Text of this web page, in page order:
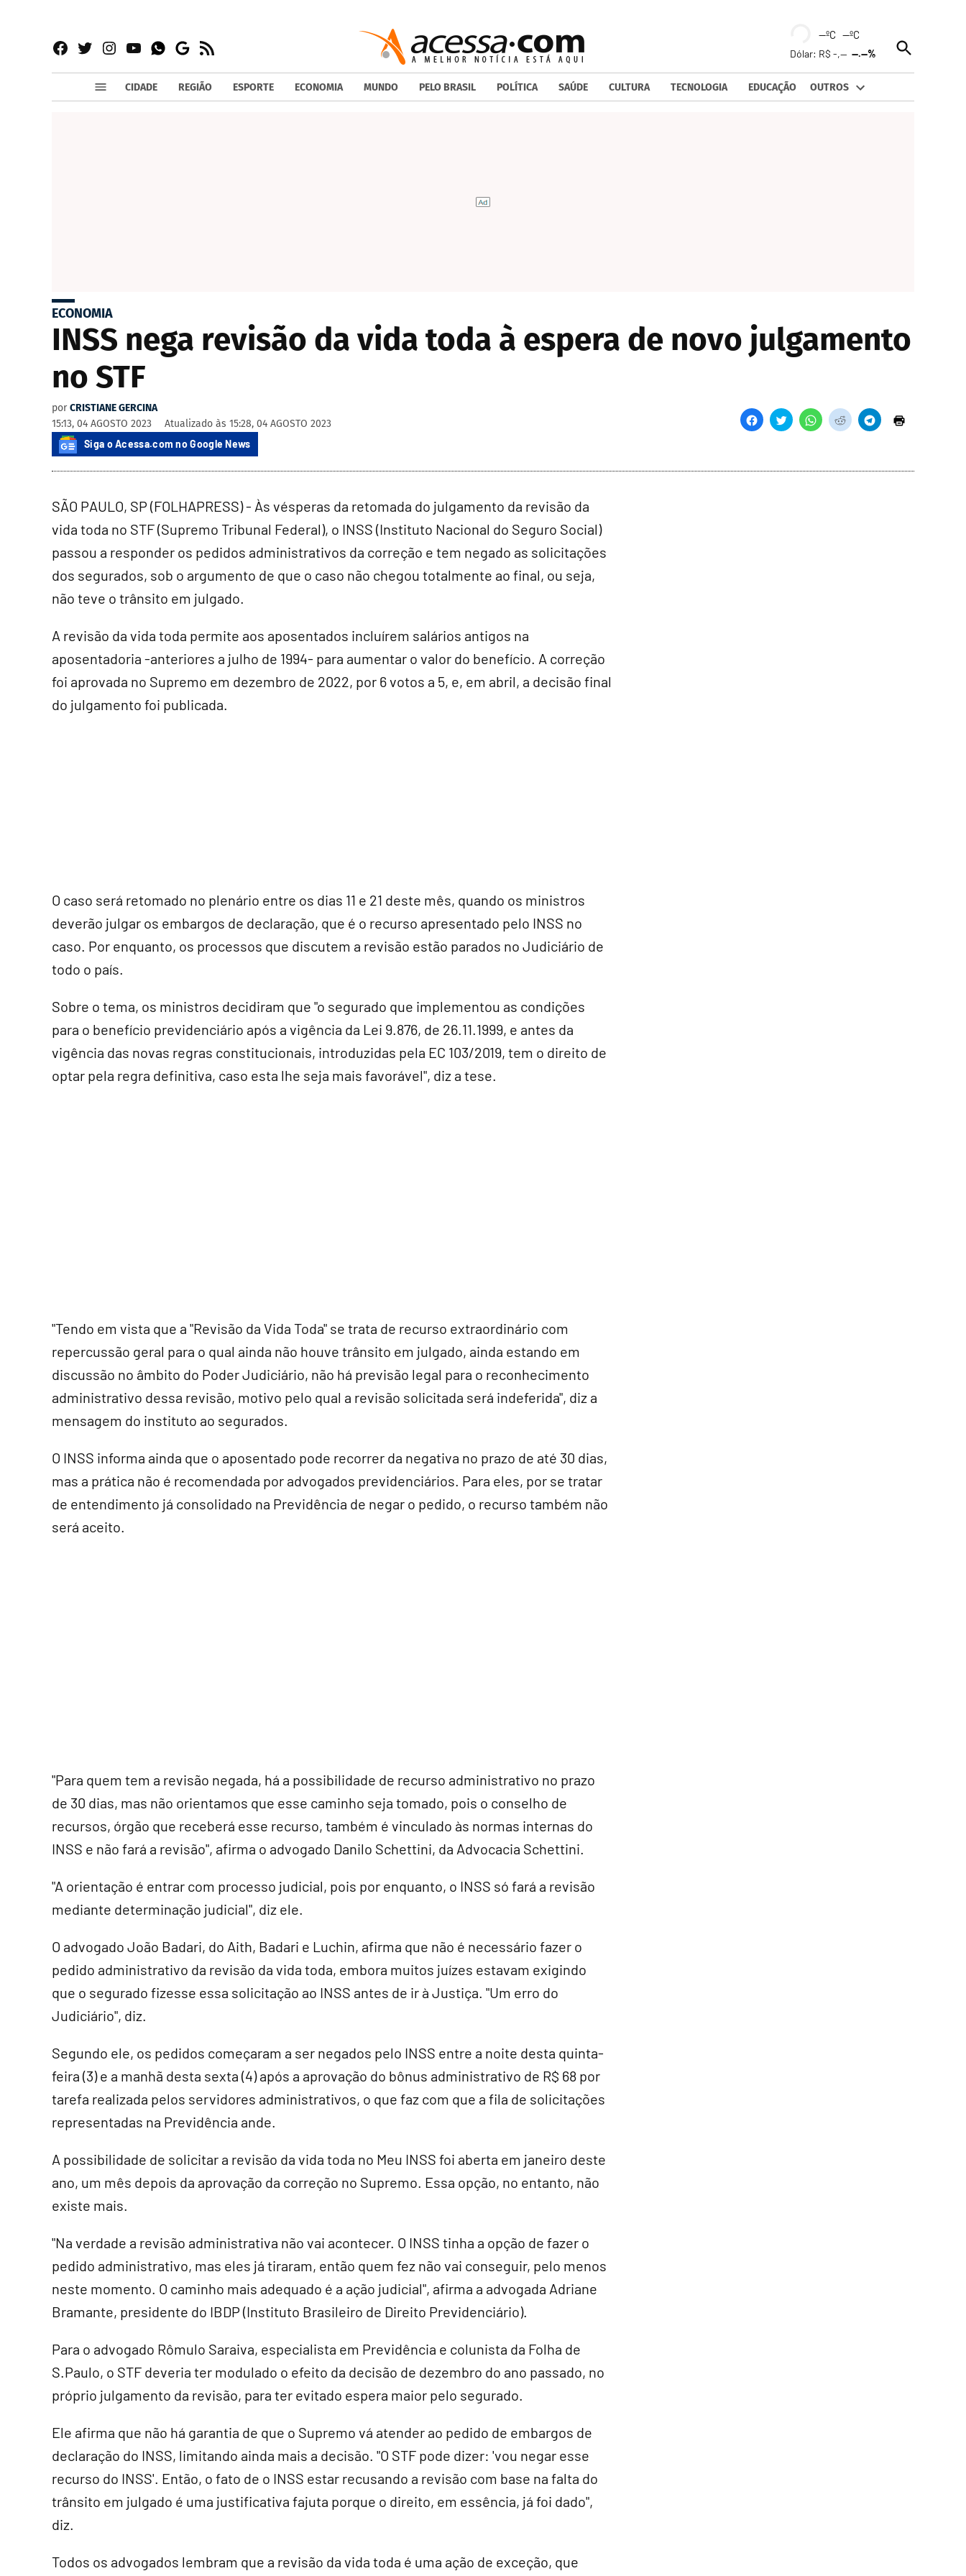
Facebook
TwitterInstagram
YouTubeWhatsapp
Google
News
RSS
--ºC --ºC
Dólar: R$ -,----.--%
Open
Search
CIDADE REGIÃO ESPORTE ECONOMIA MUNDO PELO BRASIL POLÍTICA SAÚDE CULTURA TECNOLOGIA EDUCAÇÃO OUTROS
ECONOMIA
INSS nega revisão da vida toda à espera de novo julgamento
no STF
por CRISTIANE GERCINA
15:13, 04 AGOSTO 2023
Atualizado às 15:28, 04 AGOSTO 2023
Siga o Acessa.com no Google News
SÃO PAULO, SP (FOLHAPRESS) - Às vésperas da retomada do julgamento da revisão da
vida toda no STF (Supremo Tribunal Federal), o INSS (Instituto Nacional do Seguro Social)
passou a responder os pedidos administrativos da correção e tem negado as solicitações
dos segurados, sob o argumento de que o caso não chegou totalmente ao final, ou seja,
não teve o trânsito em julgado.
A revisão da vida toda permite aos aposentados incluírem salários antigos na
aposentadoria -anteriores a julho de 1994- para aumentar o valor do benefício. A correção
foi aprovada no Supremo em dezembro de 2022, por 6 votos a 5, e, em abril, a decisão final
do julgamento foi publicada.
O caso será retomado no plenário entre os dias 11 e 21 deste mês, quando os ministros
deverão julgar os embargos de declaração, que é o recurso apresentado pelo INSS no
caso. Por enquanto, os processos que discutem a revisão estão parados no Judiciário de
todo o país.
Sobre o tema, os ministros decidiram que "o segurado que implementou as condições
para o benefício previdenciário após a vigência da Lei 9.876, de 26.11.1999, e antes da
vigência das novas regras constitucionais, introduzidas pela EC 103/2019, tem o direito de
optar pela regra definitiva, caso esta lhe seja mais favorável", diz a tese.
"Tendo em vista que a "Revisão da Vida Toda" se trata de recurso extraordinário com
repercussão geral para o qual ainda não houve trânsito em julgado, ainda estando em
discussão no âmbito do Poder Judiciário, não há previsão legal para o reconhecimento
administrativo dessa revisão, motivo pelo qual a revisão solicitada será indeferida", diz a
mensagem do instituto ao segurados.
O INSS informa ainda que o aposentado pode recorrer da negativa no prazo de até 30 dias,
mas a prática não é recomendada por advogados previdenciários. Para eles, por se tratar
de entendimento já consolidado na Previdência de negar o pedido, o recurso também não
será aceito.
"Para quem tem a revisão negada, há a possibilidade de recurso administrativo no prazo
de 30 dias, mas não orientamos que esse caminho seja tomado, pois o conselho de
recursos, órgão que receberá esse recurso, também é vinculado às normas internas do
INSS e não fará a revisão", afirma o advogado Danilo Schettini, da Advocacia Schettini.
"A orientação é entrar com processo judicial, pois por enquanto, o INSS só fará a revisão
mediante determinação judicial", diz ele.
O advogado João Badari, do Aith, Badari e Luchin, afirma que não é necessário fazer o
pedido administrativo da revisão da vida toda, embora muitos juízes estavam exigindo
que o segurado fizesse essa solicitação ao INSS antes de ir à Justiça. "Um erro do
Judiciário", diz.
Segundo ele, os pedidos começaram a ser negados pelo INSS entre a noite desta quinta-
feira (3) e a manhã desta sexta (4) após a aprovação do bônus administrativo de R$ 68 por
tarefa realizada pelos servidores administrativos, o que faz com que a fila de solicitações
representadas na Previdência ande.
A possibilidade de solicitar a revisão da vida toda no Meu INSS foi aberta em janeiro deste
ano, um mês depois da aprovação da correção no Supremo. Essa opção, no entanto, não
existe mais.
"Na verdade a revisão administrativa não vai acontecer. O INSS tinha a opção de fazer o
pedido administrativo, mas eles já tiraram, então quem fez não vai conseguir, pelo menos
neste momento. O caminho mais adequado é a ação judicial", afirma a advogada Adriane
Bramante, presidente do IBDP (Instituto Brasileiro de Direito Previdenciário).
Para o advogado Rômulo Saraiva, especialista em Previdência e colunista da Folha de
S.Paulo, o STF deveria ter modulado o efeito da decisão de dezembro do ano passado, no
próprio julgamento da revisão, para ter evitado espera maior pelo segurado.
Ele afirma que não há garantia de que o Supremo vá atender ao pedido de embargos de
declaração do INSS, limitando ainda mais a decisão. "O STF pode dizer: 'vou negar esse
recurso do INSS'. Então, o fato de o INSS estar recusando a revisão com base na falta do
trânsito em julgado é uma justificativa fajuta porque o direito, em essência, já foi dado",
diz.
Todos os advogados lembram que a revisão da vida toda é uma ação de exceção, que